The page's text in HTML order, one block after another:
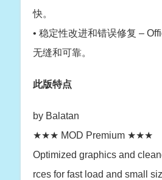
快。
• 稳定性改进和错误修复 –
无缝和可靠。
此版特点
by Balatan
★★★ MOD Premium ★★★
Optimized graphics and
rces for fast load and small